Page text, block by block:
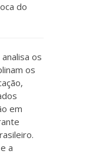
do
os
os
em
a